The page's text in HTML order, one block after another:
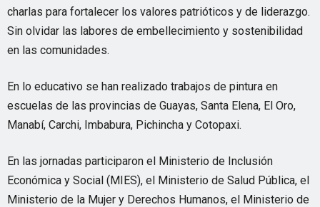
charlas para fortalecer los valores patrióticos y de liderazgo.
Sin olvidar las labores de embellecimiento y sostenibilidad
en las comunidades.
En lo educativo se han realizado trabajos de pintura en
escuelas de las provincias de Guayas, Santa Elena, El Oro,
Manabí, Carchi, Imbabura, Pichincha y Cotopaxi.
En las jornadas participaron el Ministerio de Inclusión
Económica y Social (MIES), el Ministerio de Salud Pública, el
Ministerio de la Mujer y Derechos Humanos, el Ministerio de